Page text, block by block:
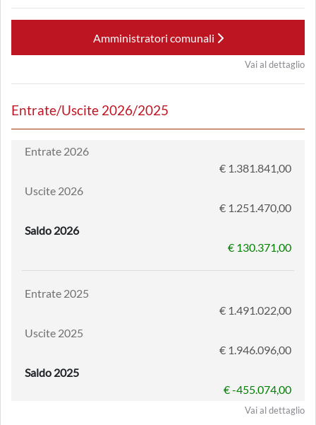
Amministratori comunali
Vai al dettaglio
Entrate/Uscite 2026/2025
Entrate 2026
€ 1.381.841,00
Uscite 2026
€ 1.251.470,00
Saldo 2026
€ 130.371,00
Entrate 2025
€ 1.491.022,00
Uscite 2025
€ 1.946.096,00
Saldo 2025
€ -455.074,00
Vai al dettaglio